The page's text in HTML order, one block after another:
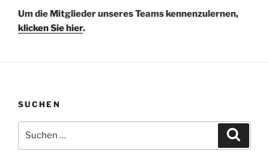
Um die Mitglieder unseres Teams kennenzulernen,
klicken Sie hier.
SUCHEN
nach: